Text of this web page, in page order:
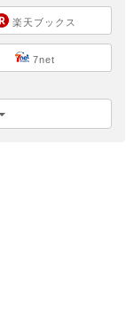
楽天ブックス
7net